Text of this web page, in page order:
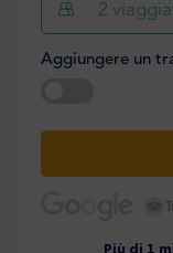
2
Aggiungere un
Più di 1